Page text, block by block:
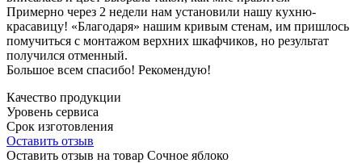
Примерно через 2 недели нам установили нашу кухню-
красавицу! «Благодаря» нашим кривым стенам, им пришлось
помучиться с монтажом верхних шкафчиков, но результат
получился отменный.
Большое всем спасибо! Рекомендую!
Качество продукции
Уровень сервиса
Срок изготовления
Оставить отзыв
Оставить отзыв на товар Сочное яблоко